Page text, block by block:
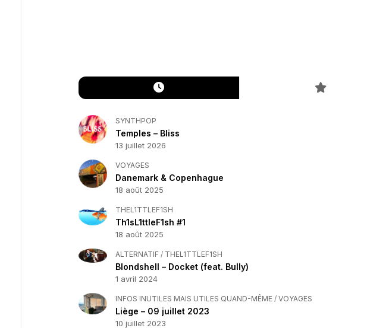
SYNTHPOP
Temples – Bliss
13 juillet 2026
VOYAGES
Danemark & Copenhague
18 août 2025
THEL1TTLEF1SH
Th1sL1ttleF1sh #1
18 août 2025
ALTERNATIF / THEL1TTLEF1SH
Blondshell – Docket (feat. Bully)
1 avril 2024
INFOS INUTILES MAIS UTILES QUAND-MÊME / VOYAGES
Liège – 09 juillet 2023
10 juillet 2023